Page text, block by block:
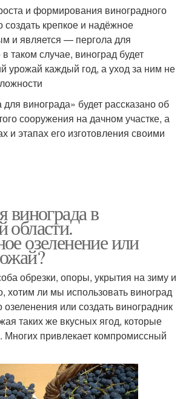
и формирования виноградного
создать крепкое и надёжное
и является — пергола для
таком случае, виноград будет
урожай каждый год, а уход за ним не
винограда» будет рассказано об
сооружения на дачном участке, а
и этапах его изготовления своими
винограда в
области.
озеленение или
обрезки, опоры, укрытия на зиму и
хотим ли мы использовать виноград
озеленения или создать виноградник
таких же вкусных ягод, которые
Многих привлекает компромиссный